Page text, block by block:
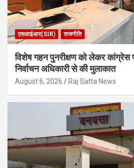
एसआईआर(SIR) राजनीति
विशेष गहन पुनरीक्षण को लेकर कांग्रेस
निर्वाचन अधिकारी से की मुलाकात
August 6, 2026 Raj Satta News